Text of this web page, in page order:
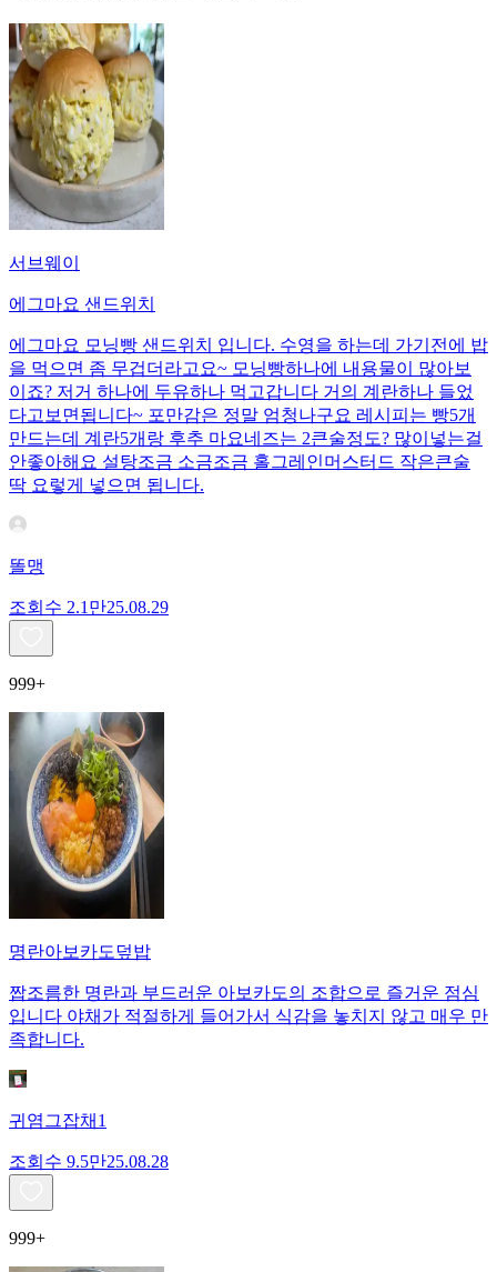
서브웨이
에그마요 샌드위치
에그마요 모닝빵 샌드위치 입니다. 수영을 하는데 가기전에 밥
을 먹으면 좀 무겁더라고요~ 모닝빵하나에 내용물이 많아보
이죠? 저거 하나에 두유하나 먹고갑니다 거의 계란하나 들었
다고보면됩니다~ 포만감은 정말 엄청나구요 레시피는 빵5개
만드는데 계란5개랑 후추 마요네즈는 2큰술정도? 많이넣는걸
안좋아해요 설탕조금 소금조금 홀그레인머스터드 작은큰술
딱 요렇게 넣으면 됩니다.
똘맹
조회수 2.1만25.08.29
999+
명란아보카도덮밥
짭조름한 명란과 부드러운 아보카도의 조합으로 즐거운 점심
입니다 야채가 적절하게 들어가서 식감을 놓치지 않고 매우 만
족합니다.
귀염그잡채1
조회수 9.5만25.08.28
999+